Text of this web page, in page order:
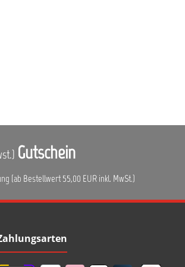
Gutschein
(ab Bestellwert 55,00 EUR inkl. MwSt.)